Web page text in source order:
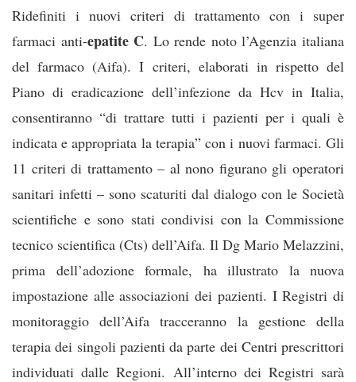
Ridefiniti i nuovi criteri di trattamento con i super
farmaci anti-epatite C. Lo rende noto l’Agenzia italiana
del farmaco (Aifa). I criteri, elaborati in rispetto del
Piano di eradicazione dell’infezione da Hcv in Italia,
consentiranno “di trattare tutti i pazienti per i quali è
indicata e appropriata la terapia” con i nuovi farmaci. Gli
11 criteri di trattamento – al nono figurano gli operatori
sanitari infetti – sono scaturiti dal dialogo con le Società
scientifiche e sono stati condivisi con la Commissione
tecnico scientifica (Cts) dell’Aifa. Il Dg Mario Melazzini,
prima dell’adozione formale, ha illustrato la nuova
impostazione alle associazioni dei pazienti. I Registri di
monitoraggio dell’Aifa tracceranno la gestione della
terapia dei singoli pazienti da parte dei Centri prescrittori
individuati dalle Regioni. All’interno dei Registri sarà